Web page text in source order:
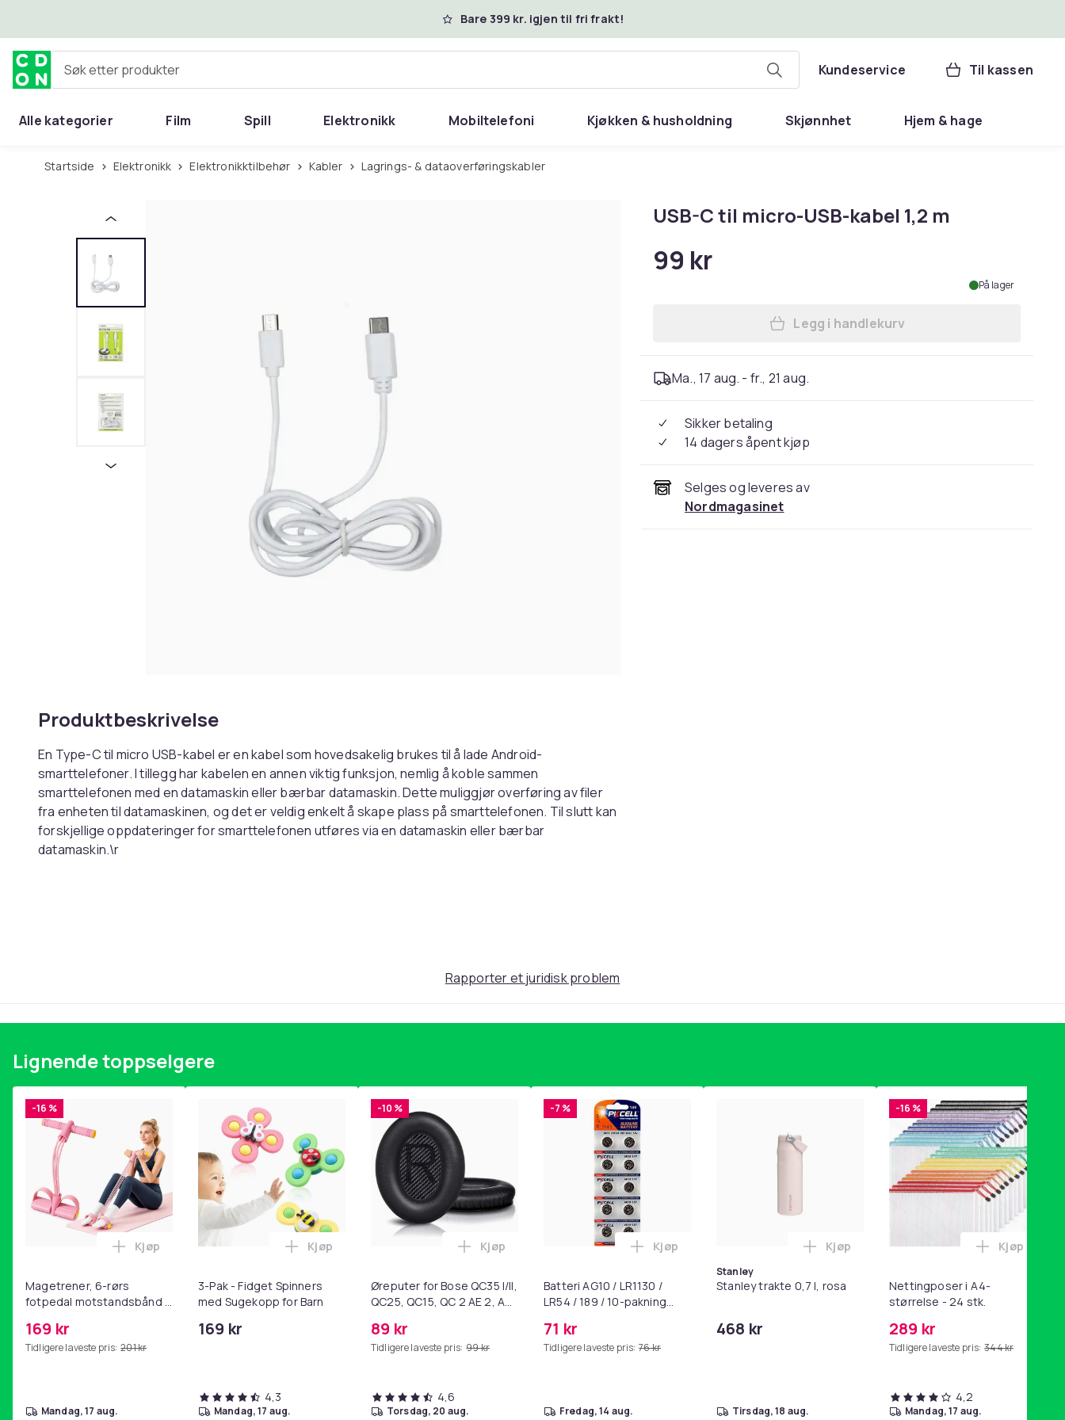
Bare 399 kr. igjen til fri frakt!
Søk etter produkter Kundeservice Til kassen
Alle kategorier Film Spill Elektronikk Mobiltelefoni Kjøkken & husholdning Skjønnhet Hjem & hage
Startside Elektronikk Elektronikktilbehør Kabler Lagrings- & dataoverføringskabler
Produktbeskrivelse
En Type-C til micro USB-kabel er en kabel som hovedsakelig brukes til å lade Android-
smarttelefoner. I tillegg har kabelen en annen viktig funksjon, nemlig å koble sammen
smarttelefonen med en datamaskin eller bærbar datamaskin. Dette muliggjør overføring av filer
fra enheten til datamaskinen, og det er veldig enkelt å skape plass på smarttelefonen. Til slutt kan
forskjellige oppdateringer for smarttelefonen utføres via en datamaskin eller bærbar
datamaskin.\r
- Farge: hvit
Vekt, gram
Artikkel nr.
Produktsikkerhetsinformasjon
USB-C til micro-USB-kabel 1,2 m
99 kr
På lager
Legg USB-C til micro-USB-kabel
Legg i handlekurv
Ma., 17 aug. - fr., 21 aug.
Sikker betaling
14 dagers åpent kjøp
Selges og leveres av
Nordmagasinet
Rapporter et juridisk problem
Lignende toppselgere
-16 %
Magetrener, 6-rørs
fotpedal motstandsbånd -
yoga og
hjemmegymnastikk Pink
169 kr
Tidligere laveste pris: 201 kr
Legg Magetrener, 6-rørs fotpedal motstandsbånd - mage- og kjernetrening, yoga og hjemmegymnastikk Pink i handlekurven
Kjøp
mandag, 17 aug.
3-Pak - Fidget Spinners
med Sugekopp for Barn
169 kr
Legg 3-Pak - Fidget Spinners med Sugekopp for Barn i handlekurven
Kjøp
4,3
mandag, 17 aug.
-10 %
Øreputer for Bose QC35 I/II,
QC25, QC15, QC 2 AE 2, AE
SoundLink Black
89 kr
Tidligere laveste pris: 99 kr
Legg Øreputer for Bose QC35 I/II, QC25, QC15, QC 2 AE 2, AE 2i, AE 2w, SoundTrue, SoundLink Black i
Kjøp
4,6
torsdag, 20 aug.
-7 %
Batteri AG10 / LR1130 /
LR54 / 189 / 10-pakning
71 kr
Tidligere laveste pris: 76 kr
Legg Batteri AG10 / LR1130 / LR54 / 189 / 10-pakning PKcell i
Kjøp
fredag, 14 aug.
Stanley
Stanley trakte 0,7 l, rosa
468 kr
Legg Stanley trakte 0,7 l, rosa i
Kjøp
tirsdag, 18 aug.
-16 %
Nettingposer i A4-
størrelse - 24 stk.
289 kr
Tidligere laveste pris: 344 kr
Legg
Kjøp
4,2
mandag, 17 aug.